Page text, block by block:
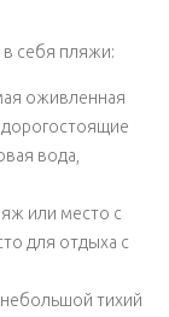
себя пляжи:
оживленная
вода,
или место с
для отдыха с
тихий